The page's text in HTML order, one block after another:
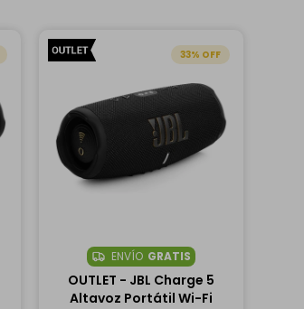
33
ENVÍO GRATIS
OUTLET - JBL Charge 5
Altavoz Portátil Wi-Fi